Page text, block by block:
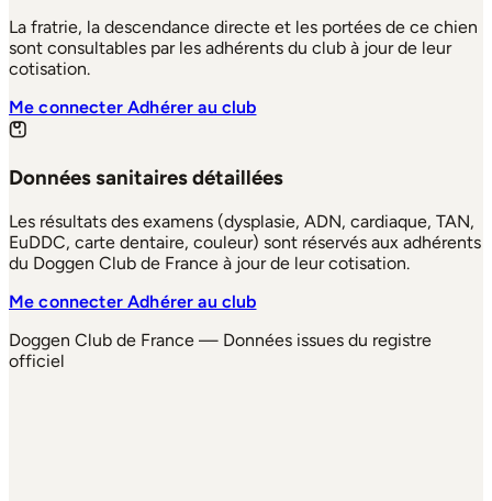
La fratrie, la descendance directe et les portées de ce chien
sont consultables par les adhérents du club à jour de leur
cotisation.
Me connecterAdhérer au club
Données sanitaires détaillées
Les résultats des examens (dysplasie, ADN, cardiaque, TAN,
EuDDC, carte dentaire, couleur) sont réservés aux adhérents
du Doggen Club de France à jour de leur cotisation.
Me connecterAdhérer au club
Doggen Club de France — Données issues du registre
officiel